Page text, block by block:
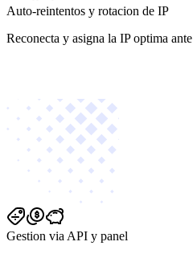
Auto-reintentos y rotacion de IP
Reconecta y asigna la IP optima
Gestion via API y panel